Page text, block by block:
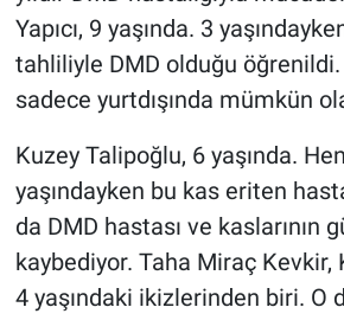
Yapıcı, 9 yaşında. 3
tahliliyle DMD olduğu
sadece yurtdışında mümkün
Kuzey Talipoğlu, 6 yaşında.
yaşındayken bu kas eriten
da DMD hastası ve kaslarının
kaybediyor. Taha Miraç
4 yaşındaki ikizlerinden biri. O